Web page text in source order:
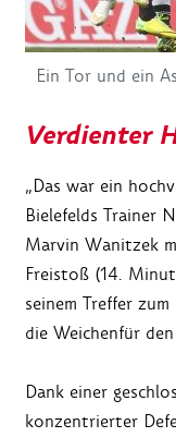
Ein Tor und ein
Verdienter
„Das war ein
Bielefelds Trainer
Marvin Wanitzek
Freistoß (14.
seinem Treffer
die Weichenfür
Dank einer
konzentrierter